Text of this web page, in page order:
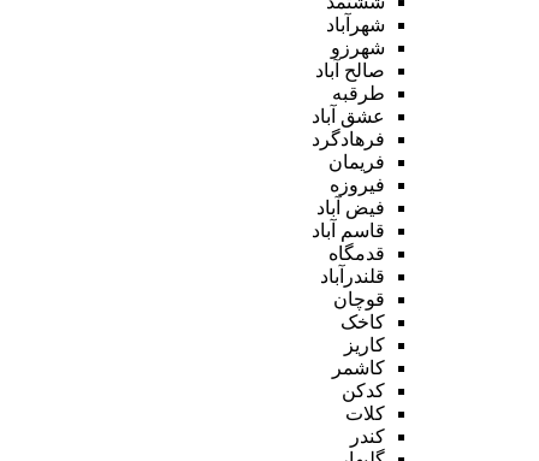
شهرآباد
شهرزو
صالح آباد
طرقبه
عشق آباد
فرهادگرد
فریمان
فیروزه
فیض آباد
قاسم آباد
قدمگاه
قلندرآباد
قوچان
کاخک
کاریز
کاشمر
کدکن
کلات
کندر